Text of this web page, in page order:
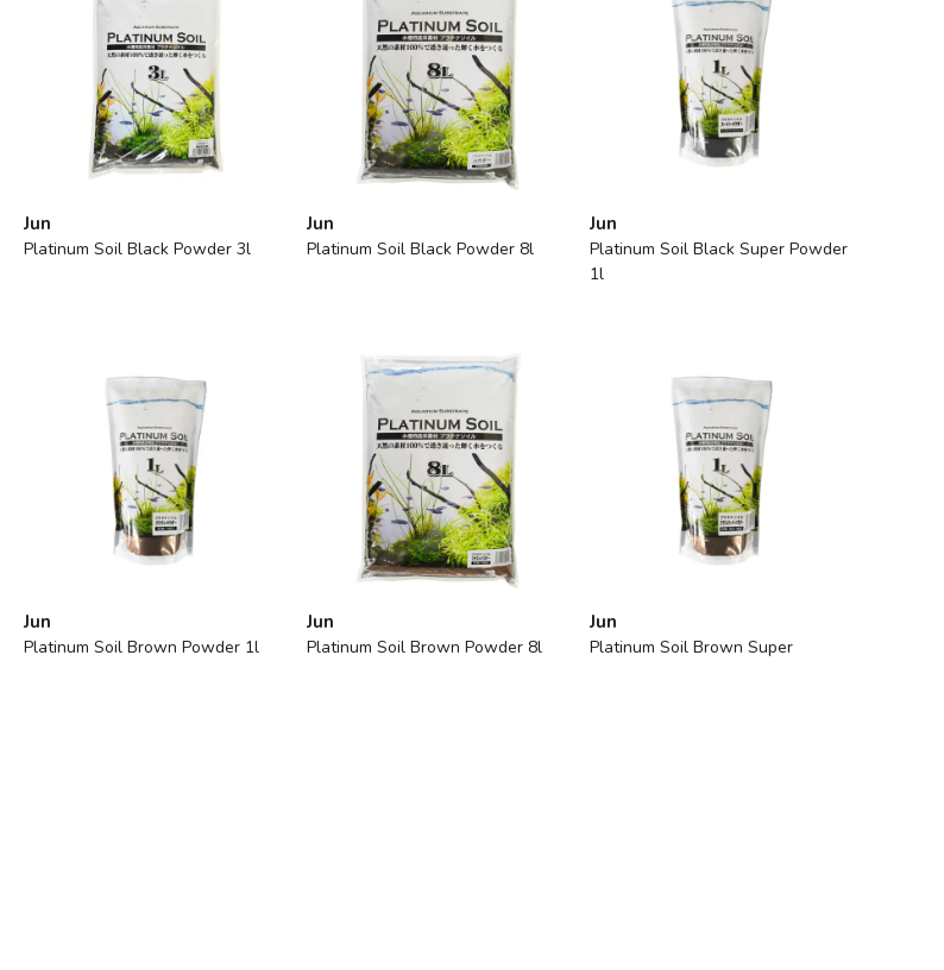
Jun
Platinum Soil Black Powder 3l
Jun
Platinum Soil Black Powder 8l
Jun
Platinum Soil Black Super Powder
1l
Jun
Platinum Soil Brown Powder 1l
Jun
Platinum Soil Brown Powder 8l
Jun
Platinum Soil Brown Super